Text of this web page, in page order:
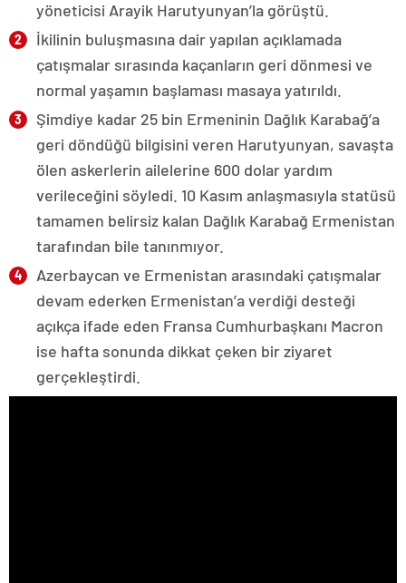
yöneticisi Arayik Harutyunyan’la görüştü.
İkilinin buluşmasına dair yapılan açıklamada
çatışmalar sırasında kaçanların geri dönmesi ve
normal yaşamın başlaması masaya yatırıldı.
Şimdiye kadar 25 bin Ermeninin Dağlık Karabağ’a
geri döndüğü bilgisini veren Harutyunyan, savaşta
ölen askerlerin ailelerine 600 dolar yardım
verileceğini söyledi. 10 Kasım anlaşmasıyla statüsü
tamamen belirsiz kalan Dağlık Karabağ Ermenistan
tarafından bile tanınmıyor.
Azerbaycan ve Ermenistan arasındaki çatışmalar
devam ederken Ermenistan’a verdiği desteği
açıkça ifade eden Fransa Cumhurbaşkanı Macron
ise hafta sonunda dikkat çeken bir ziyaret
gerçekleştirdi.